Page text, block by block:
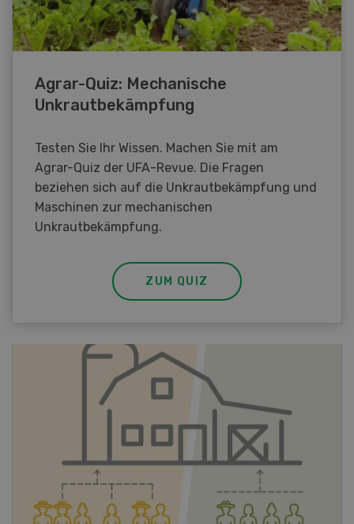
Agrar-Quiz: Mechanische
Unkrautbekämpfung
Testen Sie Ihr Wissen. Machen Sie mit am
Agrar-Quiz der UFA-Revue. Die Fragen
beziehen sich auf die Unkrautbekämpfung und
Maschinen zur mechanischen
Unkrautbekämpfung.
ZUM QUIZ